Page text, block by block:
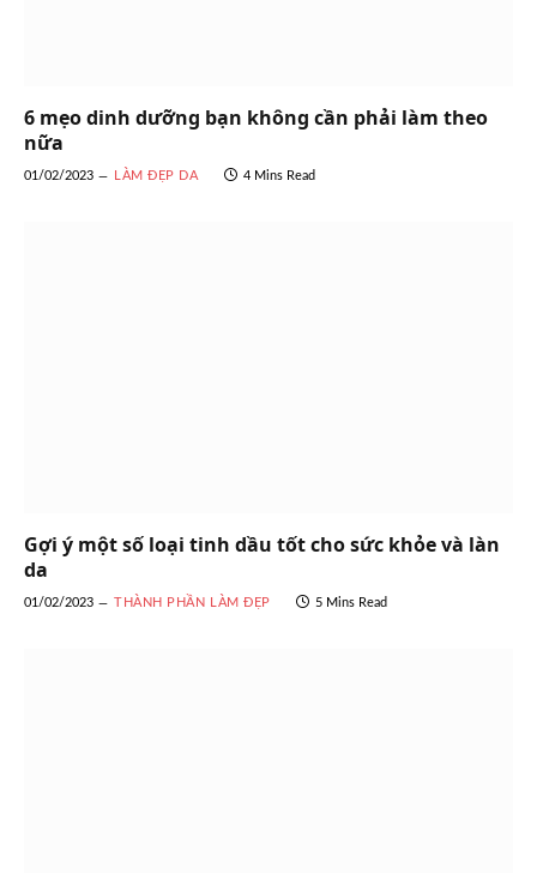
6 mẹo dinh dưỡng bạn không cần phải làm theo
nữa
01/02/2023 LÀM ĐẸP DA 4 Mins Read
Gợi ý một số loại tinh dầu tốt cho sức khỏe và làn
da
01/02/2023 THÀNH PHẦN LÀM ĐẸP 5 Mins Read